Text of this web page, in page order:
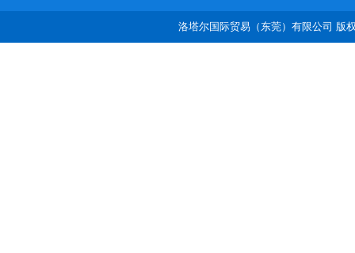
洛塔尔国际贸易（东莞）有限公司 版